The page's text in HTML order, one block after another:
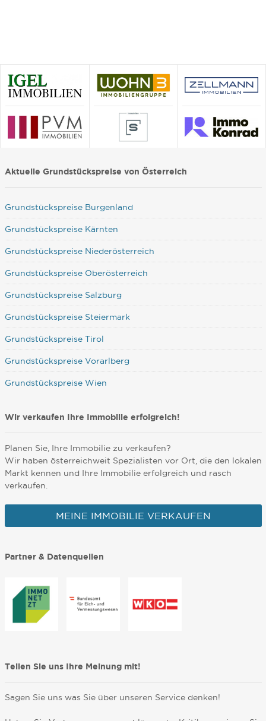
Aktuelle Grundstückspreise von Österreich
Grundstückspreise Burgenland
Grundstückspreise Kärnten
Grundstückspreise Niederösterreich
Grundstückspreise Oberösterreich
Grundstückspreise Salzburg
Grundstückspreise Steiermark
Grundstückspreise Tirol
Grundstückspreise Vorarlberg
Grundstückspreise Wien
Wir verkaufen Ihre Immobilie erfolgreich!
Planen Sie, Ihre Immobilie zu verkaufen?
Wir haben österreichweit Spezialisten vor Ort, die den lokalen
Markt kennen und Ihre Immobilie erfolgreich und rasch
verkaufen.
MEINE IMMOBILIE VERKAUFEN
Partner & Datenquellen
Teilen Sie uns Ihre Meinung mit!
Sagen Sie uns was Sie über unseren Service denken!